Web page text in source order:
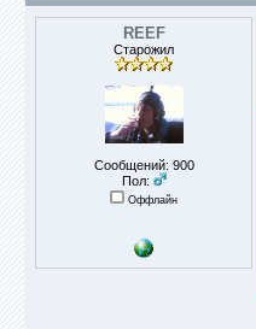
REEF
Старожил
Сообщений: 900
Пол:
Оффлайн